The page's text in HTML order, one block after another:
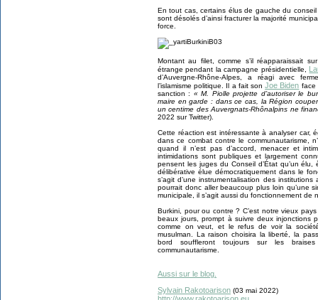
En tout cas, certains élus de gauche du
sont désolés d’ainsi fracturer la majorité
force.
Montant au filet, comme s’il réapparaissait
étrange pendant la campagne présidentielle,
d’Auvergne-Rhône-Alpes, a réagi avec
l’islamisme politique. Il a fait sonJoe Biden face
sanction : « M. Piolle projette d’autoriser le
maire en garde : dans ce cas, la Région
un centime des Auvergnats-Rhônalpins ne
2022 sur Twitter).
Cette réaction est intéressante à analyser car,
dans ce combat contre le communautarisme,
quand il n’est pas d’accord, menacer et
intimidations sont publiques et largement
pensent les juges du Conseil d’État qu’un
délibérative élue démocratiquement dans le
s’agit d’une instrumentalisation des
pourrait donc aller beaucoup plus loin qu’une
municipale, il s’agit aussi du fonctionnement de
Burkini, pour ou contre ? C’est notre vieux
beaux jours, prompt à suivre deux injonctions
comme on veut, et le refus de voir la
musulman. La raison choisira la liberté, la
bord souffleront toujours sur les
communautarisme.
Aussi sur le blog.
Sylvain Rakotoarison (03 mai 2022)